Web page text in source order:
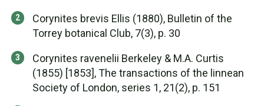
Corynites brevis Ellis (1880), Bulletin of the
Torrey botanical Club, 7(3), p. 30
Corynites ravenelii Berkeley & M.A. Curtis
(1855) [1853], The transactions of the linnean
Society of London, series 1, 21(2), p. 151